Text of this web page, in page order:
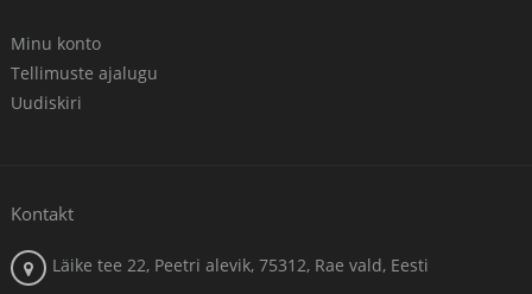
Minu konto
Tellimuste ajalugu
Uudiskiri
Kontakt
Läike tee 22, Peetri alevik, 75312, Rae vald, Eesti